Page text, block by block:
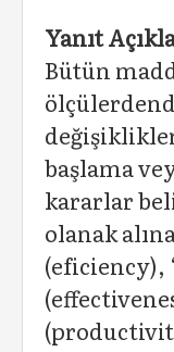
Yanıt
Bütün
başlama
kararlar
olanak
(eficiency),